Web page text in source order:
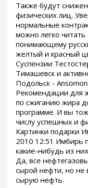
Также будут
физических лиц.
нормальные
можно легко
понимающему
желтый и красный
Суспензии
Тимашевск и
Подольск -
Рекомендации для
по сжиганию жира
программе. И вы
числу успешных и
Картинки подарки
2010 12:51 Имбирь
какие-нибудь из
Да, все
сырой нефти, но не
сырую нефть.